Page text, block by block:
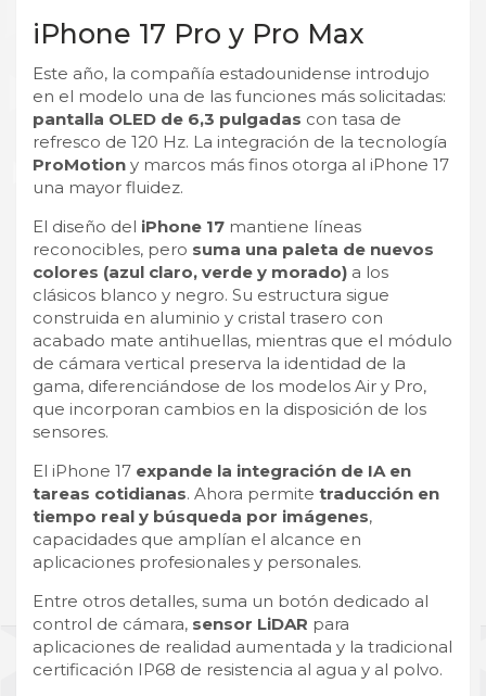
iPhone 17 Pro y Pro Max
Este año, la compañía estadounidense introdujo
en el modelo una de las funciones más solicitadas:
pantalla OLED de 6,3 pulgadas con tasa de
refresco de 120 Hz. La integración de la tecnología
ProMotion y marcos más finos otorga al iPhone 17
una mayor fluidez.
El diseño del iPhone 17 mantiene líneas
reconocibles, pero suma una paleta de nuevos
colores (azul claro, verde y morado) a los
clásicos blanco y negro. Su estructura sigue
construida en aluminio y cristal trasero con
acabado mate antihuellas, mientras que el módulo
de cámara vertical preserva la identidad de la
gama, diferenciándose de los modelos Air y Pro,
que incorporan cambios en la disposición de los
sensores.
El iPhone 17 expande la integración de IA en
tareas cotidianas. Ahora permite traducción en
tiempo real y búsqueda por imágenes,
capacidades que amplían el alcance en
aplicaciones profesionales y personales.
Entre otros detalles, suma un botón dedicado al
control de cámara, sensor LiDAR para
aplicaciones de realidad aumentada y la tradicional
certificación IP68 de resistencia al agua y al polvo.